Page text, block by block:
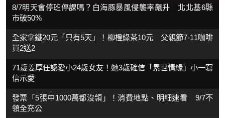
8/7明天會停班停課嗎？白海豚暴風侵襲率飆升 北北基6縣
市破50%
全家拿鐵20元「只有5天」！柳橙綠茶10元 父親節7-11咖啡
買2送2
71歲姜厚任認愛小24歲女友！她3歲確信「累世情緣」小一寫
信示愛
發票「5張中1000萬都沒領」！消費地點、明細速看 9/7不
領全充公